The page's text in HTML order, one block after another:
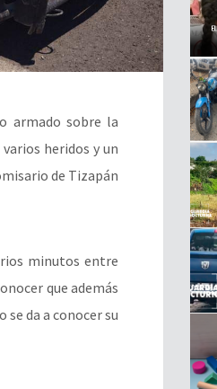
armado sobre la
heridos y un
de Tizapán
minutos entre
que además
se da a conocer su